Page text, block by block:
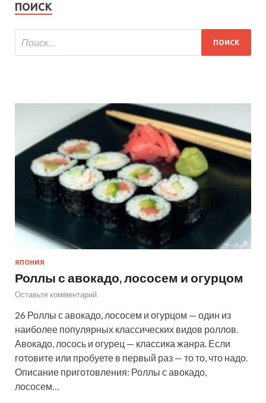
ПОИСК
ЯПОНИЯ
Роллы с авокадо, лососем и огурцом
Оставьте комментарий
26 Роллы с авокадо, лососем и огурцом — один из
наиболее популярных классических видов роллов.
Авокадо, лосось и огурец — классика жанра. Если
готовите или пробуете в первый раз — то то, что надо.
Описание приготовления: Роллы с авокадо,
лососем…